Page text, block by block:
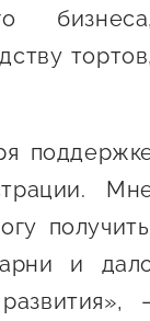
бизнеса,
тортов,
и